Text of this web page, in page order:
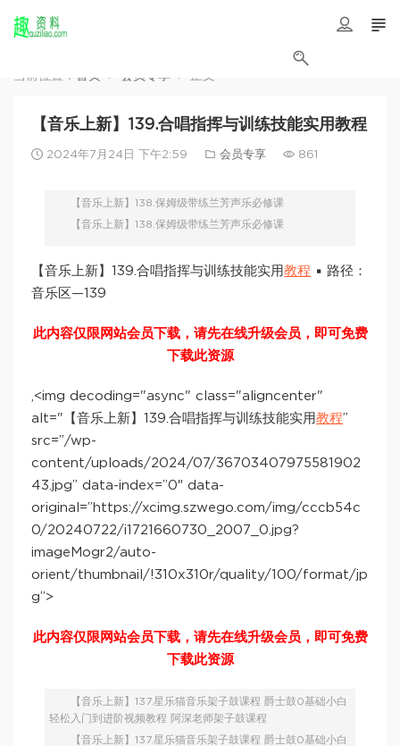
当前位置： 首页 会员专享 正文
【音乐上新】139.合唱指挥与训练技能实用教程
2024年7月24日 下午2:59 会员专享 861
【音乐上新】138.保姆级带练兰芳声乐必修课
【音乐上新】138.保姆级带练兰芳声乐必修课
【音乐上新】139.合唱指挥与训练技能实用教程 ▪️ 路径：
音乐区—139
此内容仅限网站会员下载，请先在线升级会员，即可免费
下载此资源
,<img decoding="async" class="aligncenter"
alt="【音乐上新】139.合唱指挥与训练技能实用教程”
src=”/wp-
content/uploads/2024/07/36703407975581902
43.jpg” data-index=”0″ data-
original=”https://xcimg.szwego.com/img/cccb54c
0/20240722/i1721660730_2007_0.jpg?
imageMogr2/auto-
orient/thumbnail/!310x310r/quality/100/format/jp
g”>
此内容仅限网站会员下载，请先在线升级会员，即可免费
下载此资源
【音乐上新】137.星乐猫音乐架子鼓课程 爵士鼓0基础小白
轻松入门到进阶视频教程 阿深老师架子鼓课程
【音乐上新】137.星乐猫音乐架子鼓课程 爵士鼓0基础小白